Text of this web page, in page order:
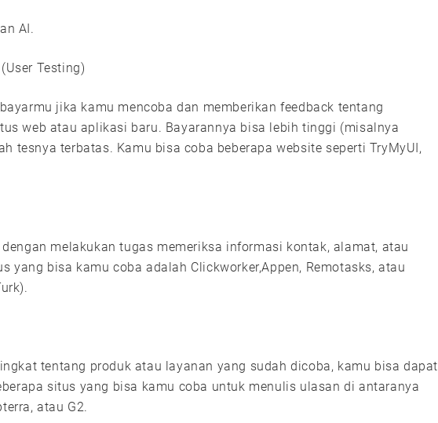
AI.
Testing)
jika kamu mencoba dan memberikan feedback tentang
web atau aplikasi baru. Bayarannya bisa lebih tinggi (misalnya
tesnya terbatas. Kamu bisa coba beberapa website seperti TryMyUI,
melakukan tugas memeriksa informasi kontak, alamat, atau
yang bisa kamu coba adalah Clickworker,Appen, Remotasks, atau
tentang produk atau layanan yang sudah dicoba, kamu bisa dapat
situs yang bisa kamu coba untuk menulis ulasan di antaranya
atau G2.